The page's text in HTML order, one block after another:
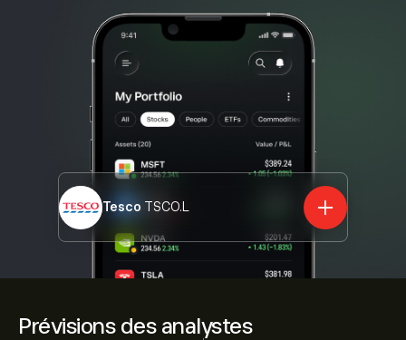
Prévisions des analystes
Tesco TSCO.L